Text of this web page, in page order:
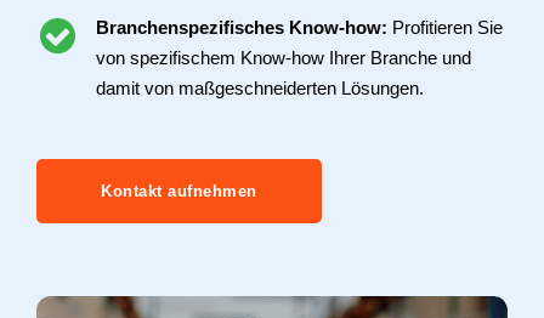
Branchenspezifisches Know-how: Profitieren Sie
von spezifischem Know-how Ihrer Branche und
damit von maßgeschneiderten Lösungen.
Kontakt aufnehmen